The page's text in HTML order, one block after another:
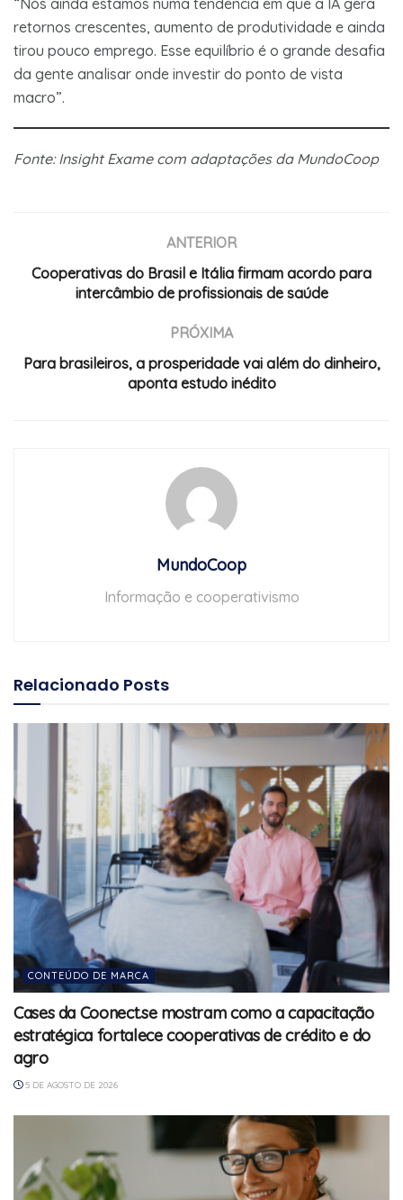
retornos crescentes, aumento de produtividade e ainda
tirou pouco emprego. Esse equilíbrio é o grande desafia
da gente analisar onde investir do ponto de vista
macro”.
Fonte: Insight Exame com adaptações da MundoCoop
ANTERIOR
Cooperativas do Brasil e Itália firmam acordo para
intercâmbio de profissionais de saúde
PRÓXIMA
Para brasileiros, a prosperidade vai além do dinheiro,
aponta estudo inédito
MundoCoop
Informação e cooperativismo
Relacionado Posts
CONTEÚDO DE MARCA
Cases da Coonect.se mostram como a capacitação
estratégica fortalece cooperativas de crédito e do
agro
5 DE AGOSTO DE 2026